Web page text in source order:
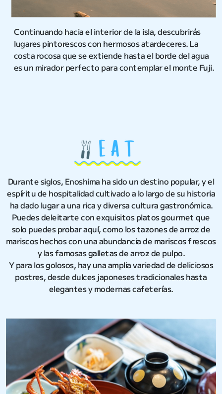
Continuando hacia el interior de la isla, descubrirás
lugares pintorescos con hermosos atardeceres. La
costa rocosa que se extiende hasta el borde del agua
es un mirador perfecto para contemplar el monte Fuji.
Durante siglos, Enoshima ha sido un destino popular, y el
espíritu de hospitalidad cultivado a lo largo de su historia
ha dado lugar a una rica y diversa cultura gastronómica.
Puedes deleitarte con exquisitos platos gourmet que
solo puedes probar aquí, como los tazones de arroz de
mariscos hechos con una abundancia de mariscos frescos
y las famosas galletas de arroz de pulpo.
Y para los golosos, hay una amplia variedad de deliciosos
postres, desde dulces japoneses tradicionales hasta
elegantes y modernas cafeterías.